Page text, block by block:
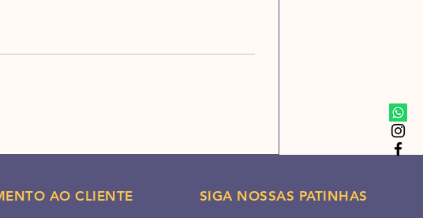
AO CLIENTE SIGA NOSSAS PATINHAS